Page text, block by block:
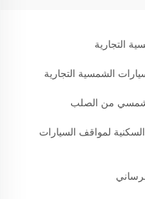
التجارية
الشمسية التجارية
شمسي من الصلب
لمواقف السيارات